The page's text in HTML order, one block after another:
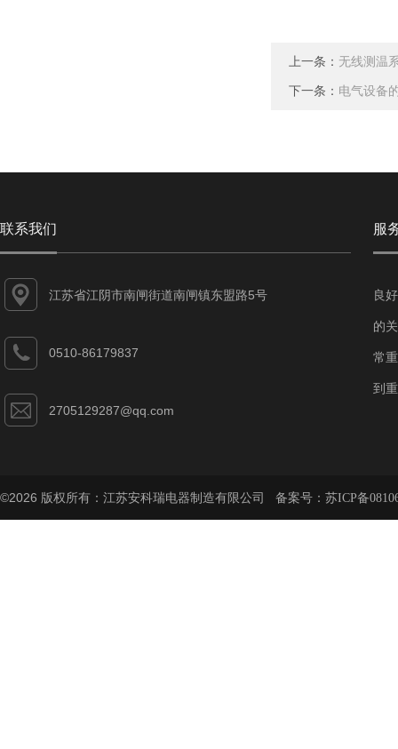
上一条： 无线测温
下一条： 电气设备
联系我们
江苏省江阴市南闸街道南闸镇东盟路5号
0510-86179837
2705129287@qq.com
服
良
的
常
到
©2026 版权所有：江苏安科瑞电器制造有限公司 备案号： 苏ICP备